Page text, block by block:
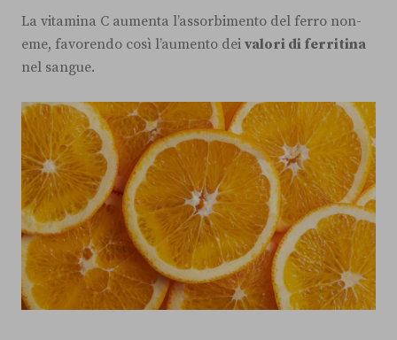
La vitamina C aumenta l’assorbimento del ferro non-
eme, favorendo così l’aumento dei valori di ferritina
nel sangue.